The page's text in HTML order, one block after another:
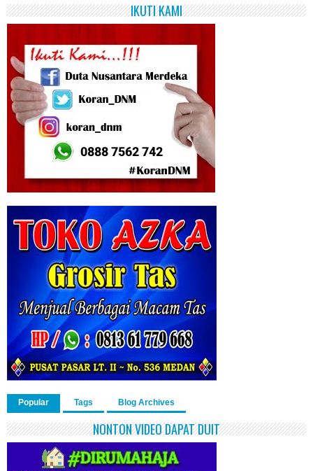
IKUTI KAMI
Popular Tags Blog Archives
NONTON VIDEO DAPAT DUIT